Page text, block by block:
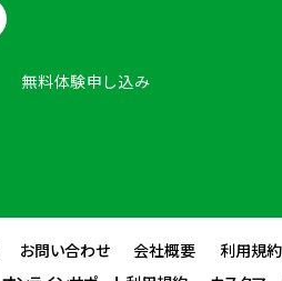
無料体験申し込み
お問い合わせ 会社概要 利用規約